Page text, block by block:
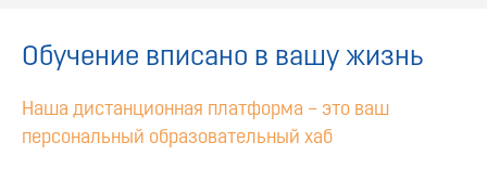
Обучение вписано в вашу жизнь
Наша дистанционная платформа – это ваш
персональный образовательный хаб